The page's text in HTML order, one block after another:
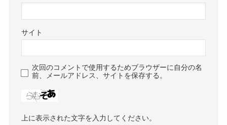
サイト
次回のコメントで使用するためブラウザーに自分の名
前、メールアドレス、サイトを保存する。
上に表示された文字を入力してください。